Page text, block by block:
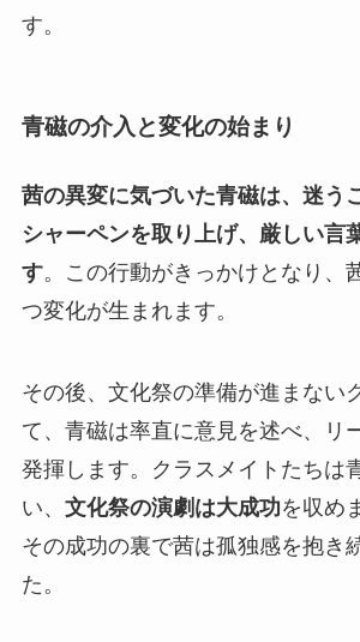
す。
青磁の介入と変化の始まり
茜の異変に気づいた青磁は、迷う
シャーペンを取り上げ、厳しい言
す。この行動がきっかけとなり、
つ変化が生まれます。
その後、文化祭の準備が進まない
て、青磁は率直に意見を述べ、リ
発揮します。クラスメイトたちは
い、 文化祭の演劇は大成功を収め
その成功の裏で茜は孤独感を抱き
た。